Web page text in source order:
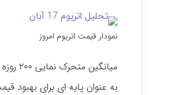
نمودار قیمت اتریوم امروز
میانگین متحرک نمایی ۲۰۰ روزه در حدود
به عنوان پایه ای برای بهبود